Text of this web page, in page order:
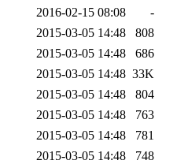
2016-02-15 08:08
-
2015-03-05 14:48
808
2015-03-05 14:48
686
2015-03-05 14:48 33K
2015-03-05 14:48
804
2015-03-05 14:48
763
2015-03-05 14:48
781
2015-03-05 14:48
748